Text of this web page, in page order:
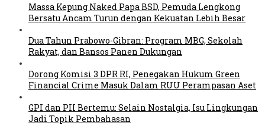
Massa Kepung Naked Papa BSD, Pemuda Lengkong
Bersatu Ancam Turun dengan Kekuatan Lebih Besar
Dua Tahun Prabowo-Gibran: Program MBG, Sekolah
Rakyat, dan Bansos Panen Dukungan
Dorong Komisi 3 DPR RI, Penegakan Hukum Green
Financial Crime Masuk Dalam RUU Perampasan Aset
GPI dan PII Bertemu: Selain Nostalgia, Isu Lingkungan
Jadi Topik Pembahasan